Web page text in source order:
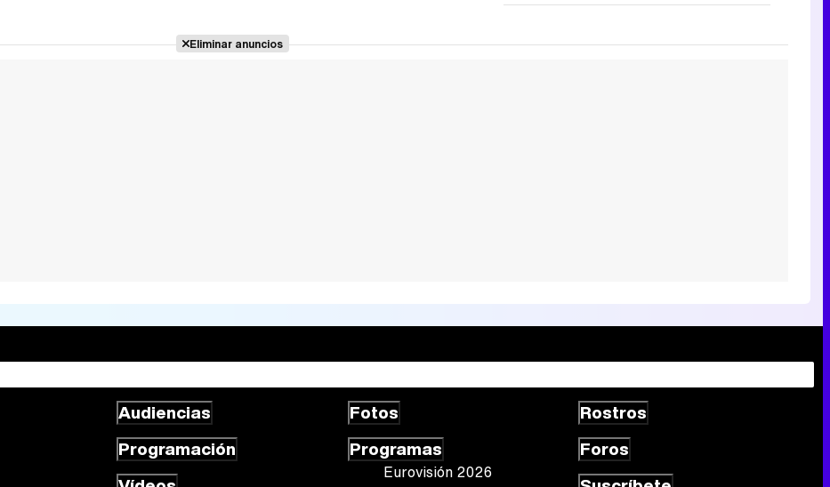
Eliminar anuncios
Audiencias
Programación
Fotos
Programas
Eurovisión 2026
Rostros
Foros